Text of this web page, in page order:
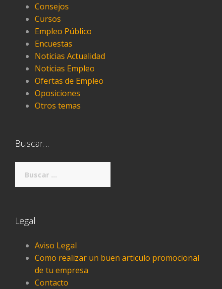
Consejos
Cursos
Empleo Público
Encuestas
Noticias Actualidad
Noticias Empleo
Ofertas de Empleo
Oposiciones
Otros temas
Buscar…
Legal
Aviso Legal
Como realizar un buen articulo promocional
de tu empresa
Contacto